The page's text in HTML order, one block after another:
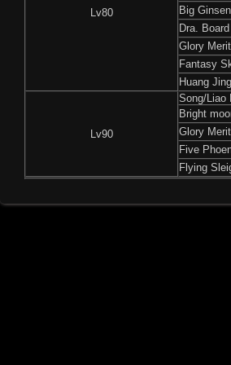
Lv80
Big
Dra.
Glory
Fantasy
Huang
Lv90
Song/Liao
Bright
Glory
Five
Flying